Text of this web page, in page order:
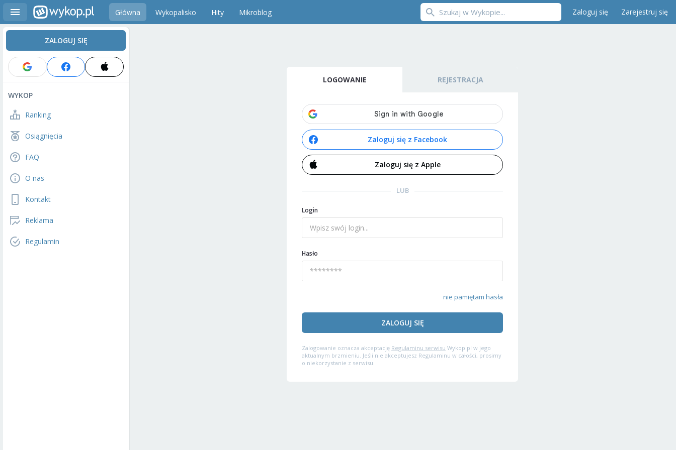
Główna Wykopalisko Hity Mikroblog Zaloguj się Zarejestruj się
ZALOGUJ SIĘ
WYKOP
Ranking
Osiągnięcia
FAQ
O nas
Kontakt
Reklama
Regulamin
LOGOWANIE REJESTRACJA
Zaloguj się z Facebook
Zaloguj się z Apple
LUB
Login
Hasło
nie pamiętam hasła
ZALOGUJ SIĘ
Zalogowanie oznacza akceptację Regulaminu serwisu Wykop.pl w jego
aktualnym brzmieniu. Jeśli nie akceptujesz Regulaminu w całości, prosimy
o niekorzystanie z serwisu.